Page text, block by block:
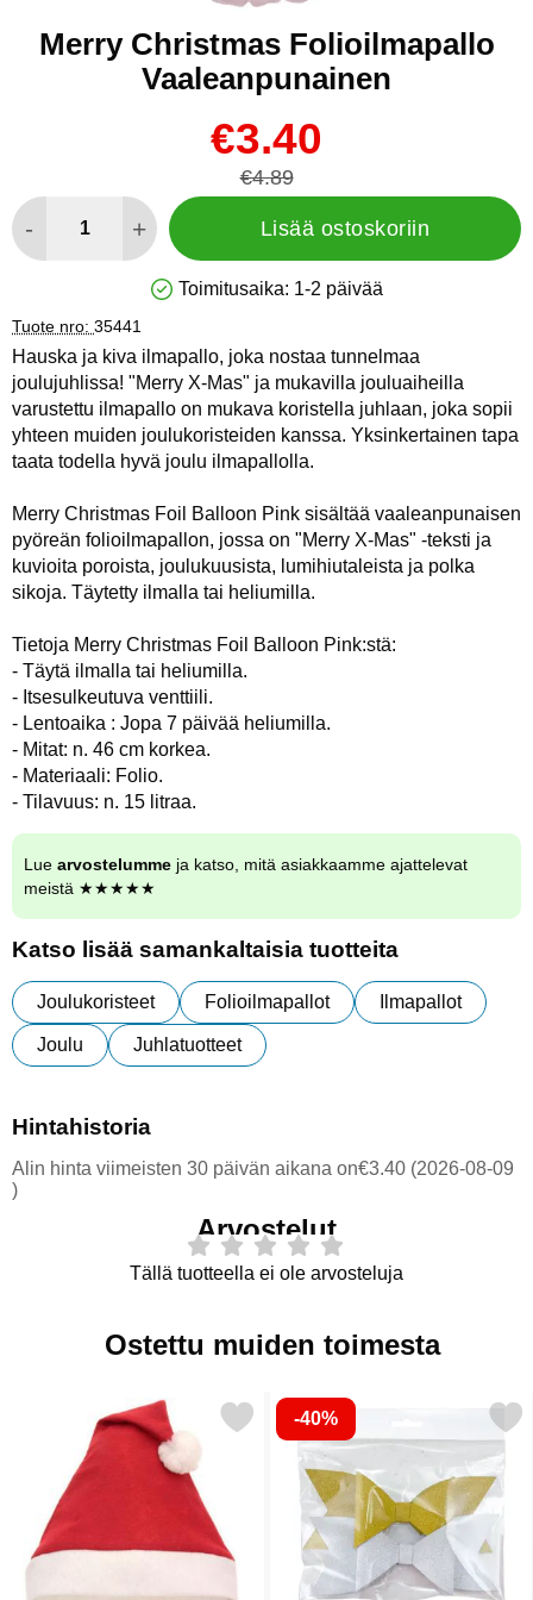
Merry Christmas Folioilmapallo
Vaaleanpunainen
uusi hinta
€3.40
vanha hinta
€4.89
- + Lisää ostoskoriin
Saatavuus: Varastossa
Toimitusaika: 1-2 päivää
Tuote nro: 35441
Hauska ja kiva ilmapallo, joka nostaa tunnelmaa
joulujuhlissa! "Merry X-Mas" ja mukavilla jouluaiheilla
varustettu ilmapallo on mukava koristella juhlaan, joka sopii
yhteen muiden joulukoristeiden kanssa. Yksinkertainen tapa
taata todella hyvä joulu ilmapallolla.
Merry Christmas Foil Balloon Pink sisältää vaaleanpunaisen
pyöreän folioilmapallon, jossa on "Merry X-Mas" -teksti ja
kuvioita poroista, joulukuusista, lumihiutaleista ja polka
sikoja. Täytetty ilmalla tai heliumilla.
Tietoja Merry Christmas Foil Balloon Pink:stä:
- Täytä ilmalla tai heliumilla.
- Itsesulkeutuva venttiili.
- Lentoaika : Jopa 7 päivää heliumilla.
- Mitat: n. 46 cm korkea.
- Materiaali: Folio.
- Tilavuus: n. 15 litraa.
Lue arvostelumme ja katso, mitä asiakkaamme ajattelevat
meistä ★★★★★
Katso lisää samankaltaisia tuotteita
Joulukoristeet Folioilmapallot Ilmapallot
Joulu Juhlatuotteet
Hintahistoria
Alin hinta viimeisten 30 päivän aikana on€3.40 (2026-08-09
)
Arvostelut
Tällä tuotteella ei ole arvosteluja
Ostettu muiden toimesta
Merkitse joulupukin Lakki Edullinen suosikiksi
-40%
Merkitse koristeet Suuret